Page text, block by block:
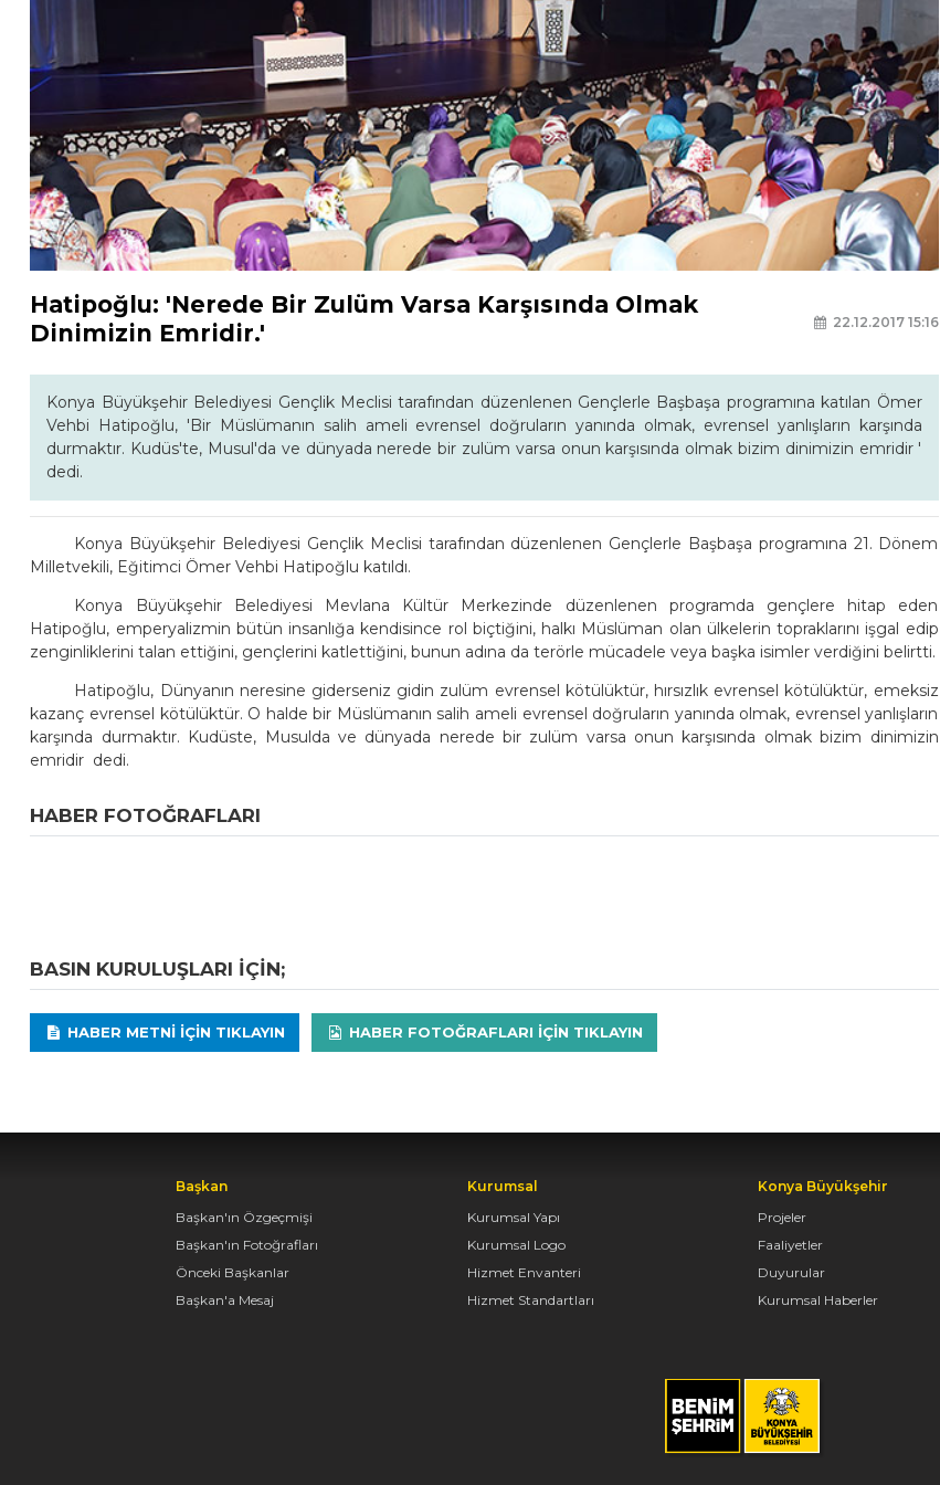
Hatipoğlu: 'Nerede Bir Zulüm Varsa Karşısında Olmak
Dinimizin Emridir.'
22.12.2017 15:16
Konya Büyükşehir Belediyesi Gençlik Meclisi tarafından düzenlenen Gençlerle Başbaşa programına katılan Ömer
Vehbi Hatipoğlu, 'Bir Müslümanın salih ameli evrensel doğruların yanında olmak, evrensel yanlışların karşında
durmaktır. Kudüs'te, Musul'da ve dünyada nerede bir zulüm varsa onun karşısında olmak bizim dinimizin emridir '
dedi.
Konya Büyükşehir Belediyesi Gençlik Meclisi tarafından düzenlenen Gençlerle Başbaşa programına 21. Dönem
Milletvekili, Eğitimci Ömer Vehbi Hatipoğlu katıldı.
Konya Büyükşehir Belediyesi Mevlana Kültür Merkezinde düzenlenen programda gençlere hitap eden
Hatipoğlu, emperyalizmin bütün insanlığa kendisince rol biçtiğini, halkı Müslüman olan ülkelerin topraklarını işgal edip
zenginliklerini talan ettiğini, gençlerini katlettiğini, bunun adına da terörle mücadele veya başka isimler verdiğini belirtti.
Hatipoğlu, Dünyanın neresine giderseniz gidin zulüm evrensel kötülüktür, hırsızlık evrensel kötülüktür, emeksiz
kazanç evrensel kötülüktür. O halde bir Müslümanın salih ameli evrensel doğruların yanında olmak, evrensel yanlışların
karşında durmaktır. Kudüste, Musulda ve dünyada nerede bir zulüm varsa onun karşısında olmak bizim dinimizin
emridir  dedi.
HABER FOTOĞRAFLARI
BASIN KURULUŞLARI IÇIN;
HABER METNI IÇIN TIKLAYIN HABER FOTOĞRAFLARI IÇIN TIKLAYIN
Başkan
Başkan'ın Özgeçmişi
Başkan'ın Fotoğrafları
Önceki Başkanlar
Başkan'a Mesaj
Kurumsal
Kurumsal Yapı
Kurumsal Logo
Hizmet Envanteri
Hizmet Standartları
Konya Büyükşehir
Projeler
Faaliyetler
Duyurular
Kurumsal Haberler